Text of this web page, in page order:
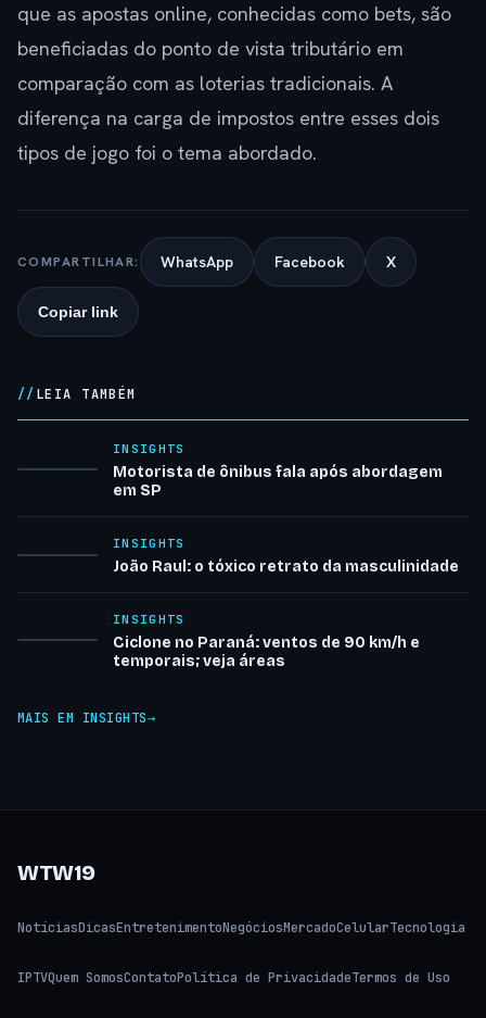
que as apostas online, conhecidas como bets, são
beneficiadas do ponto de vista tributário em
comparação com as loterias tradicionais. A
diferença na carga de impostos entre esses dois
tipos de jogo foi o tema abordado.
COMPARTILHAR: WhatsApp Facebook X
Copiar link
LEIA TAMBÉM
INSIGHTS
Motorista de ônibus fala após abordagem
em SP
INSIGHTS
João Raul: o tóxico retrato da masculinidade
INSIGHTS
Ciclone no Paraná: ventos de 90 km/h e
temporais; veja áreas
MAIS EM INSIGHTS
WTW19
NotíciasDicasEntretenimentoNegóciosMercadoCelularTecnologia
IPTVQuem SomosContatoPolítica de PrivacidadeTermos de Uso